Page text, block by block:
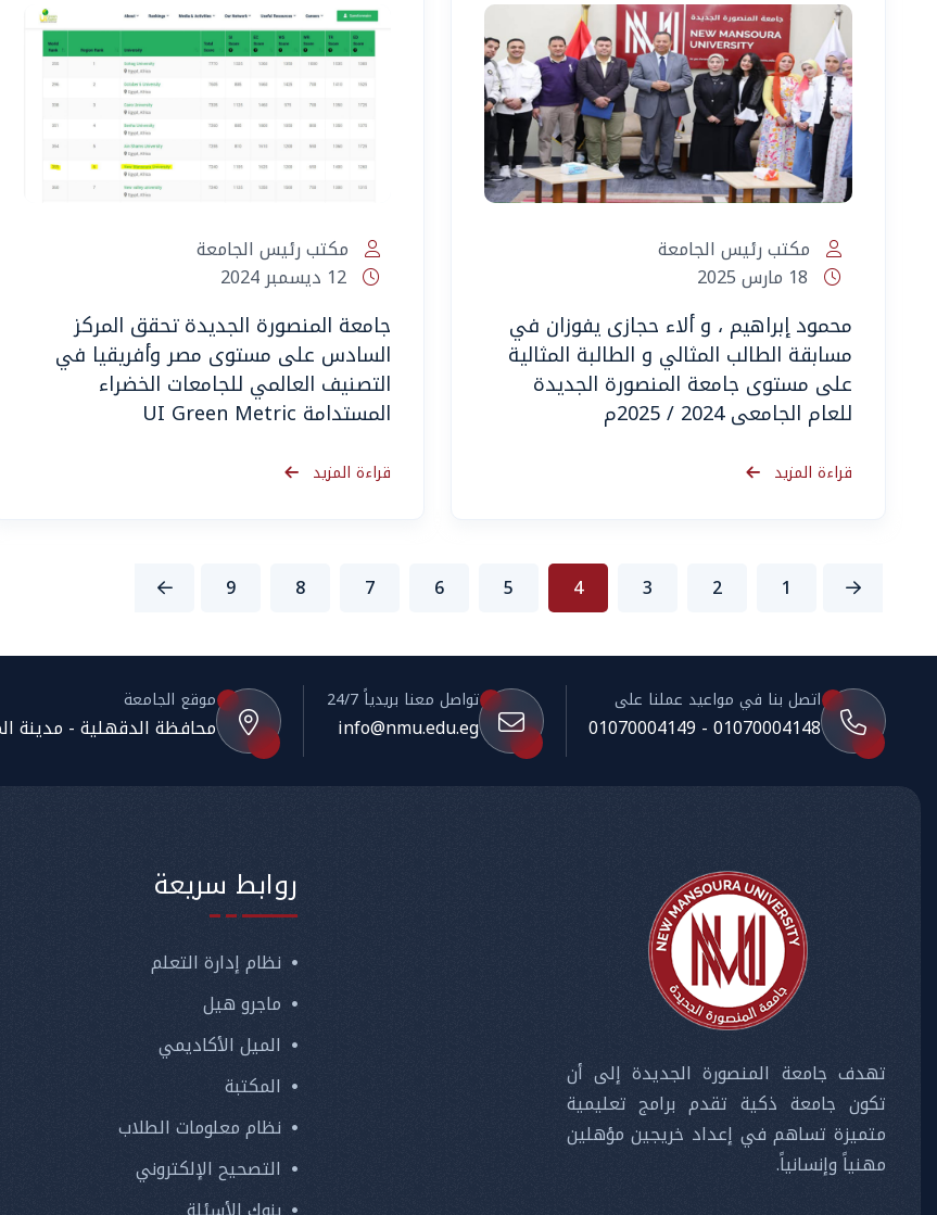
مكتب رئيس الجامعة
محمود إبراهيم ، و ألاء حجازى يفوزان في
مسابقة الطالب المثالي و الطالبة المثالية
على مستوى جامعة المنصورة الجديدة
للعام الجامعى 2024 / 2025م
قراءة المزيد
مكتب رئيس الجامعة
جامعة المنصورة الجديدة تحقق المركز
السادس على مستوى مصر وأفريقيا في
التصنيف العالمي للجامعات الخضراء
المستدامة UI Green Metric
قراءة المزيد
1
2
3
4
5
6
7
8
9
اتصل بنا في مواعيد عملنا على
01070004148 - 01070004149
تواصل معنا بريدياً 24/7
info@nmu.edu.eg
موقع الجامعة
محافظة الدقهلية - مدينة
تهدف جامعة المنصورة الجديدة إلى أن
تكون جامعة ذكية تقدم برامج تعليمية
متميزة تساهم في إعداد خريجين مؤهلين
مهنياً وإنسانياً.
روابط سريعة
نظام إدارة التعلم
ماجرو هيل
الميل الأكاديمي
المكتبة
نظام معلومات الطلاب
التصحيح الإلكتروني